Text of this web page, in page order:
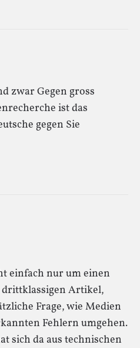
zwar Gegen gross
ist das
gegen Sie
einfach nur um einen
Artikel,
Frage, wie Medien
Fehlern umgehen.
sich da aus technischen